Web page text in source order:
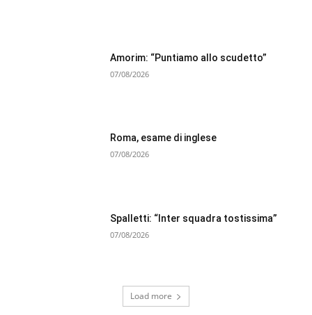
Amorim: “Puntiamo allo scudetto”
07/08/2026
Roma, esame di inglese
07/08/2026
Spalletti: “Inter squadra tostissima”
07/08/2026
Load more